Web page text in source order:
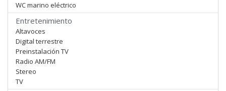
WC marino eléctrico
Entretenimiento
Altavoces
Digital terrestre
Preinstalación TV
Radio AM/FM
Stereo
TV